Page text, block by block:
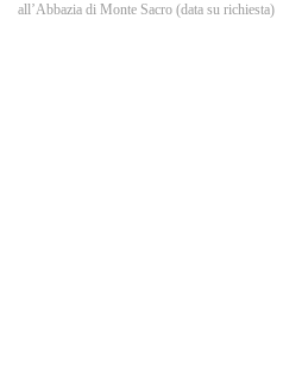
all’Abbazia di Monte Sacro (data su richiesta)